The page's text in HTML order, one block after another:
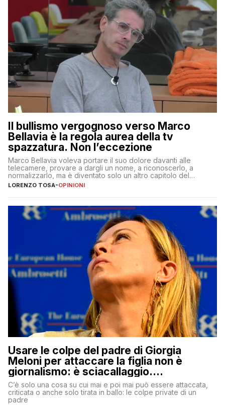
Il bullismo vergognoso verso Marco
Bellavia è la regola aurea della tv
spazzatura. Non l’eccezione
Marco Bellavia voleva portare il suo dolore davanti alle
telecamere, provare a dargli un nome, a riconoscerlo, a
normalizzarlo, ma è diventato solo un altro capitolo del
copione
LORENZO TOSA-OPINIONI
Usare le colpe del padre di Giorgia
Meloni per attaccare la figlia non è
giornalismo: è sciacallaggio.
Dimostriamo di essere diversi
C’è solo una cosa su cui mai e poi mai può essere attaccata,
criticata o anche solo tirata in ballo: le colpe private di un
padre